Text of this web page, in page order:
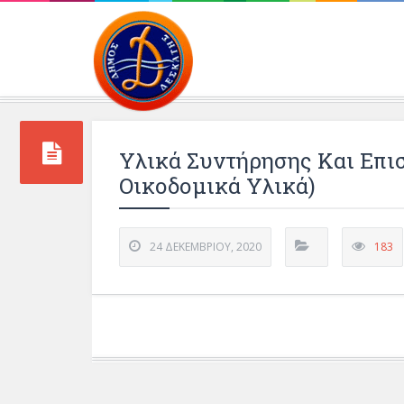
Υλικά Συντήρησης Και
Οικοδομικά Υλικά)
24 ΔΕΚΕΜΒΡΊΟΥ, 2020 183